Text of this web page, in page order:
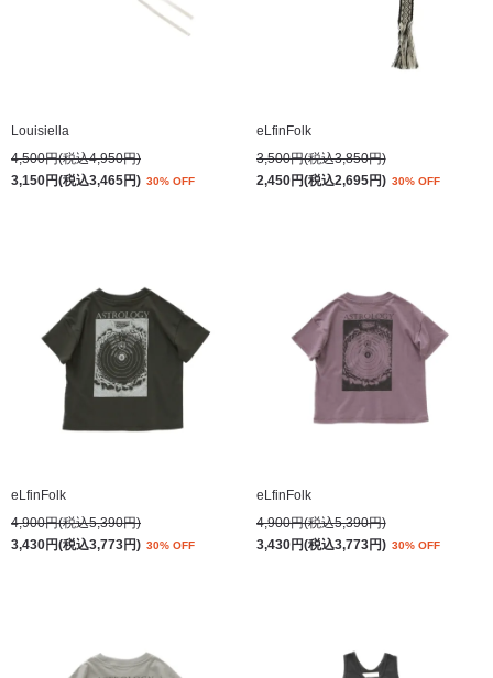
Louisiella
4,500円(税込4,950円)
3,150円(税込3,465円) 30% OFF
eLfinFolk
3,500円(税込3,850円)
2,450円(税込2,695円) 30% OFF
eLfinFolk
4,900円(税込5,390円)
3,430円(税込3,773円) 30% OFF
eLfinFolk
4,900円(税込5,390円)
3,430円(税込3,773円) 30% OFF